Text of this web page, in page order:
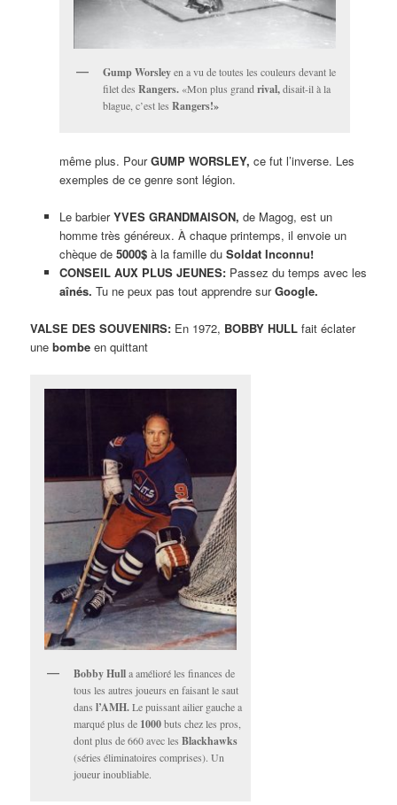
Gump Worsleyen a vu de toutes les couleurs devant le
filet des Rangers.«Mon plus grand rival,disait-il à la
blague, c’est les Rangers!»
même plus. PourGUMP WORSLEY, ce fut l’inverse. Les
exemples de ce genre sont légion.
Le barbierYVES GRANDMAISON, de Magog, est un
homme très généreux. À chaque printemps, il envoie un
chèque de 5000$à la famille du Soldat Inconnu!
CONSEIL AUX PLUS JEUNES:Passez du temps avec les
aînés. Tu ne peux pas tout apprendre surGoogle.
VALSE DES SOUVENIRS: En 1972, BOBBY HULL fait éclater
unebombe en quittant
Bobby Hulla amélioré les finances de
tous les autres joueurs en faisant le saut
dansl’AMH.Le puissant ailier gauche a
marqué plus de 1000buts chez les pros,
dont plus de 660 avec lesBlackhawks
(séries éliminatoires comprises). Un
joueur inoubliable.